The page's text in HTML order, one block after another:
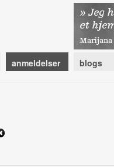
anmeldelser blogs